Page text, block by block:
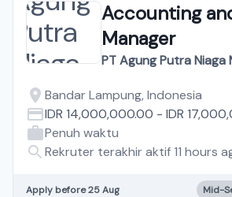
Accounting
Manager
PT Agung Putra Niaga
Bandar Lampung, Indonesia
IDR 14,000,000.00 - IDR
Penuh waktu
Rekruter terakhir aktif 11 hours
Apply before 25 Aug Mid-